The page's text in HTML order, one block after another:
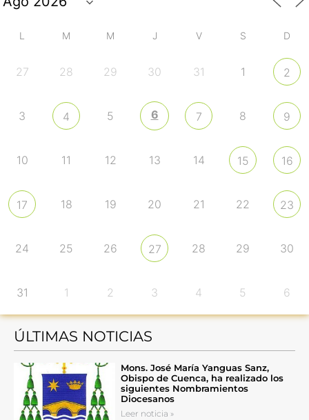
L M M J V S D
27 28 29 30 31 1 2
3 4 5 6 7 8 9
10 11 12 13 14 15 16
17 18 19 20 21 22 23
24 25 26 27 28 29 30
31 1 2 3 4 5 6
ÚLTIMAS NOTICIAS
Mons. José María Yanguas Sanz,
Obispo de Cuenca, ha realizado los
siguientes Nombramientos
Diocesanos
Leer noticia »